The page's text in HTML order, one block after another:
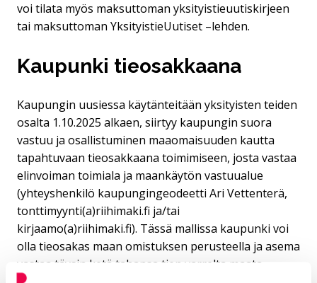
voi tilata myös maksuttoman yksityistieuutiskirjeen
tai maksuttoman YksityistieUutiset –lehden.
Kaupunki tieosakkaana
Kaupungin uusiessa käytänteitään yksityisten teiden
osalta 1.10.2025 alkaen, siirtyy kaupungin suora
vastuu ja osallistuminen maaomaisuuden kautta
tapahtuvaan tieosakkaana toimimiseen, josta vastaa
elinvoiman toimiala ja maankäytön vastuualue
(yhteyshenkilö kaupungingeodeetti Ari Vettenterä,
tonttimyynti(a)riihimaki.fi ja/tai
kirjaamo(a)riihimaki.fi). Tässä mallissa kaupunki voi
olla tieosakas maan omistuksen perusteella ja asema
vastaa täysin ketä tahansa tien varrelta maata